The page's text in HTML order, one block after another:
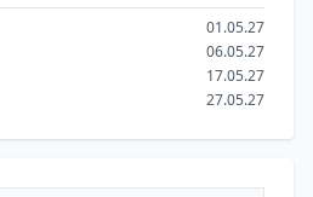
01.05.27
06.05.27
17.05.27
27.05.27